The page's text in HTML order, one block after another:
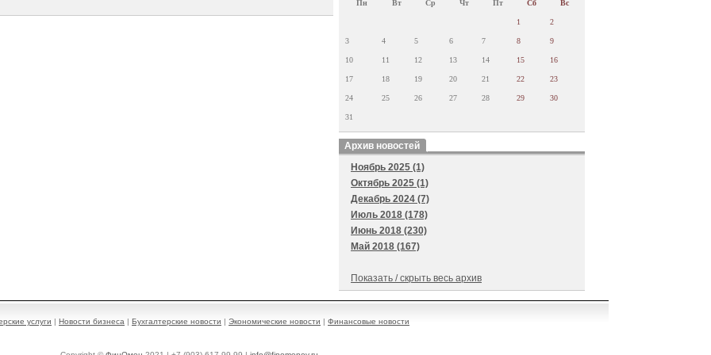
Пн Вт Ср Чт Пт Сб Вс
1 2
3 4 5 6 7 8 9
10 11 12 13 14 15 16
17 18 19 20 21 22 23
24 25 26 27 28 29 30
31
Архив новостей
Ноябрь 2025 (1)
Октябрь 2025 (1)
Декабрь 2024 (7)
Июль 2018 (178)
Июнь 2018 (230)
Май 2018 (167)
Показать / скрыть весь архив
услуги | Новости бизнеса | Бухгалтерские новости | Экономические новости | Финансовые новости